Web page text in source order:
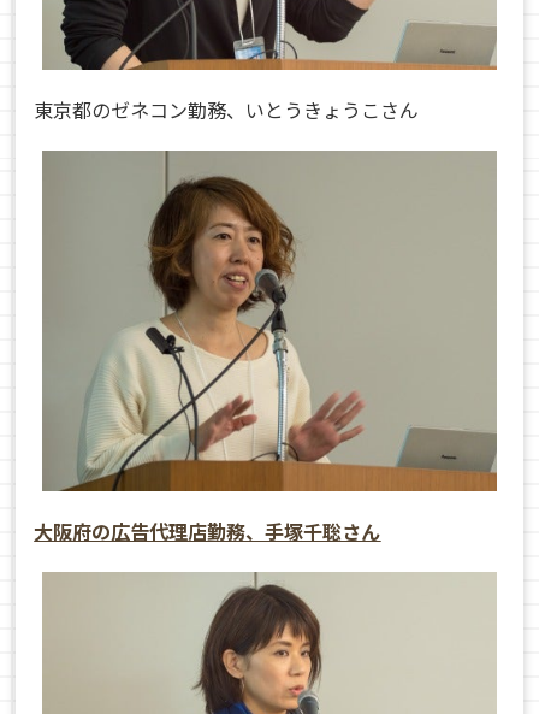
東京都のゼネコン勤務、いとうきょうこさん
大阪府の広告代理店勤務、手塚千聡さん